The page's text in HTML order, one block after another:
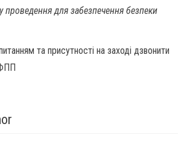
проведення для забезпечення безпеки
та присутності на заході дзвонити